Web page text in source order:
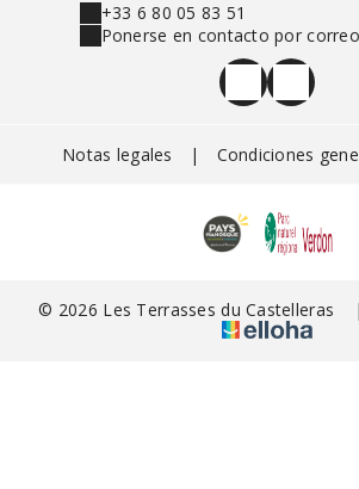
+33 6 80 05 83 51
Ponerse en contacto por
Notas legales | Condiciones
© 2026 Les Terrasses du Castelleras |